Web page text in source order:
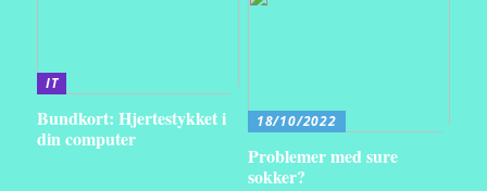
IT
Bundkort: Hjertestykket i
din computer
18/10/2022
Problemer med sure
sokker?